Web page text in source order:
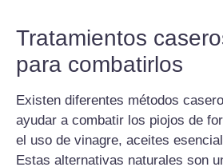
Tratamientos
para combatirlos
Existen diferentes métodos
ayudar a combatir los piojos de
el uso de vinagre, aceites
Estas alternativas naturales son